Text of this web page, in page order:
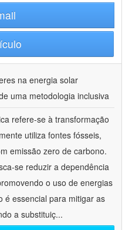
na energia solar
uma metodologia inclusiva
refere-se à transformação
utiliza fontes fósseis,
emissão zero de carbono.
se reduzir a dependência
o uso de energias
é essencial para mitigar as
a substituiç...